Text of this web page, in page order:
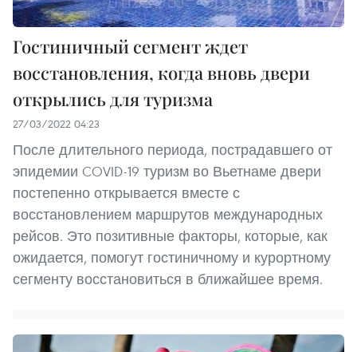
Гостиничный сегмент ждет
восстановления, когда вновь двери
открылись для туризма
27/03/2022 04:23
После длительного периода, пострадавшего от
эпидемии COVID-19 туризм во Вьетнаме двери
постепенно открывается вместе с
восстановлением маршрутов международных
рейсов. Это позитивные факторы, которые, как
ожидается, помогут гостиничному и курортному
сегменту восстановиться в ближайшее время.